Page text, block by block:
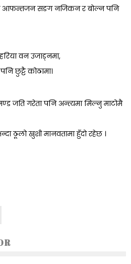
आफन्तजन सङग नजिकन र बोल्न पनि
वन उजाड्नमा,
छुट्टै कोठामा।
जति गरेता पनि अन्त्यमा मिल्नु माटोमै
ठूलो खुशी मानवतामा हुँदो रहेछ ।